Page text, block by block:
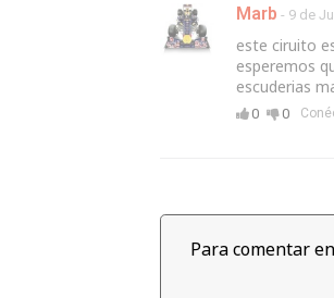
Revive las mejores
Marb - 9 de
este ciruito
esperemos
escuderias
0 0
Para comentar